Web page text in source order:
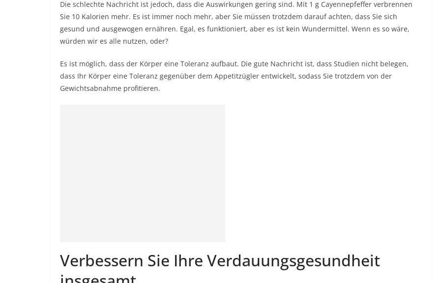
Die schlechte Nachricht ist jedoch, dass die Auswirkungen gering sind. Mit 1 g Cayennepfeffer verbrennen
Sie 10 Kalorien mehr. Es ist immer noch mehr, aber Sie müssen trotzdem darauf achten, dass Sie sich
gesund und ausgewogen ernähren. Egal, es funktioniert, aber es ist kein Wundermittel. Wenn es so wäre,
würden wir es alle nutzen, oder?
Es ist möglich, dass der Körper eine Toleranz aufbaut. Die gute Nachricht ist, dass Studien nicht belegen,
dass Ihr Körper eine Toleranz gegenüber dem Appetitzügler entwickelt, sodass Sie trotzdem von der
Gewichtsabnahme profitieren.
Verbessern Sie Ihre Verdauungsgesundheit